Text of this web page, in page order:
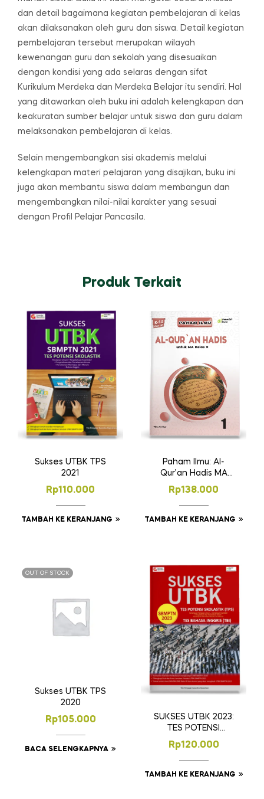
dan detail bagaimana kegiatan pembelajaran di kelas
akan dilaksanakan oleh guru dan siswa. Detail kegiatan
pembelajaran tersebut merupakan wilayah
kewenangan guru dan sekolah yang disesuaikan
dengan kondisi yang ada selaras dengan sifat
Kurikulum Merdeka dan Merdeka Belajar itu sendiri. Hal
yang ditawarkan oleh buku ini adalah kelengkapan dan
keakuratan sumber belajar untuk siswa dan guru dalam
melaksanakan pembelajaran di kelas.
Selain mengembangkan sisi akademis melalui
kelengkapan materi pelajaran yang disajikan, buku ini
juga akan membantu siswa dalam membangun dan
mengembangkan nilai-nilai karakter yang sesuai
dengan Profil Pelajar Pancasila.
Produk Terkait
Sukses UTBK TPS
2021
Rp110.000
TAMBAH KE KERANJANG
Paham Ilmu: Al-
Qur’an Hadis MA
Kelas 10
Rp138.000
TAMBAH KE KERANJANG
OUT OF STOCK
Sukses UTBK TPS
2020
Rp105.000
BACA SELENGKAPNYA
SUKSES UTBK 2023:
TES POTENSI
SKOLASTIK & TES
BAHASA INGGRIS
Rp120.000
TAMBAH KE KERANJANG